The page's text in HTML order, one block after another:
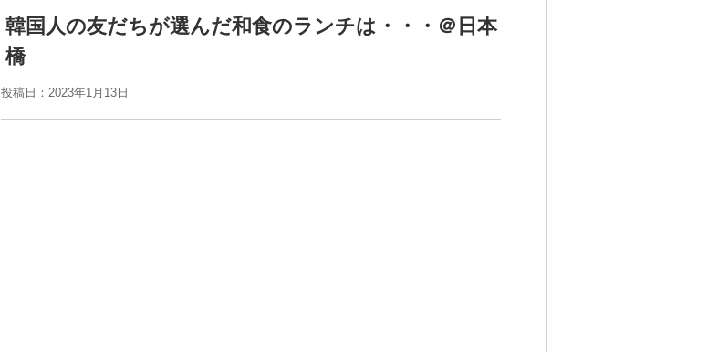
韓国人の友だちが選んだ和食のランチは・・・＠日本
橋
投稿日： 2023年1月13日